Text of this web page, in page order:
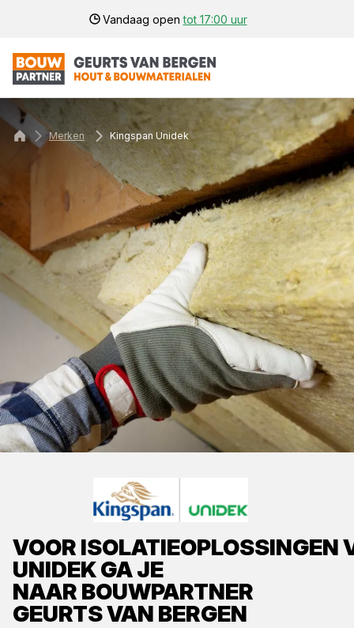
Vandaag opentot 17:00 uur
VOOR ISOLATIEOPLOSSINGEN
UNIDEKGA JE
NAAR BOUWPARTNER
GEURTS VAN BERGEN
Merken Kingspan Unidek